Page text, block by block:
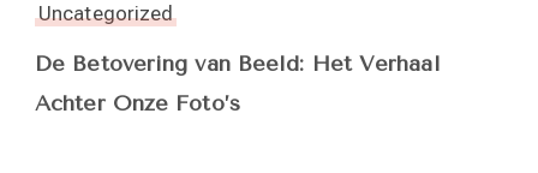
Uncategorized
De Betovering van Beeld: Het Verhaal
Achter Onze Foto’s